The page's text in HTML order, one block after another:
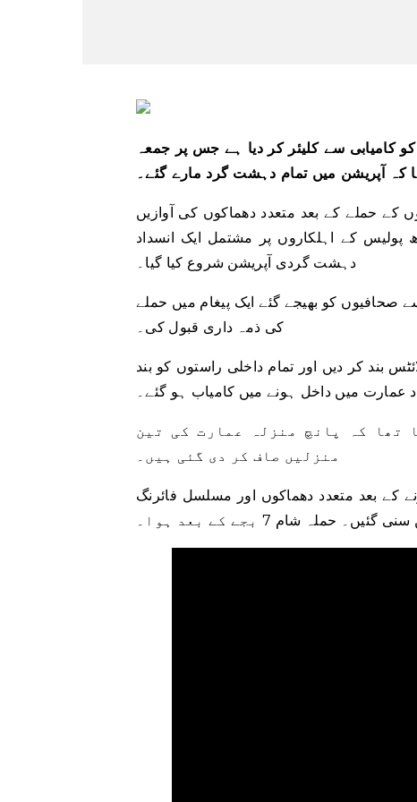
کامیابی سے کلیئر کر دیا ہے جس پر جمعہ
کہ آپریشن میں تمام دہشت گرد مارے گئے۔
حملے کے بعد متعدد دھماکوں کی آوازیں
کے اہلکاروں پر مشتمل ایک انسداد
دہشت گردی آپریشن شروع کیا گیا۔
کو بھیجے گئے ایک پیغام میں حملے
کی ذمہ داری قبول کی۔
بند کر دیں اور تمام داخلی راستوں کو بند
عمارت میں داخل ہونے میں کامیاب ہو گئے۔
تھا کہ پانچ منزلہ عمارت کی تین
منزلیں صاف کر دی گئی ہیں۔
بعد متعدد دھماکوں اور مسلسل فائرنگ
حملہ شام 7 بجے کے بعد ہوا۔